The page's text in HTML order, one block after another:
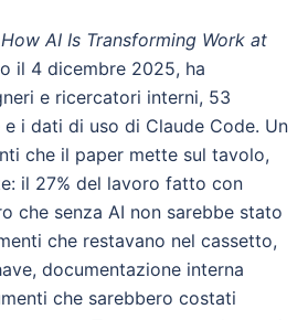
How AI Is Transforming Work at
il 4 dicembre 2025, ha
e ricercatori interni, 53
i dati di uso di Claude Code. Un
che il paper mette sul tavolo,
il 27% del lavoro fatto con
che senza AI non sarebbe stato
che restavano nel cassetto,
documentazione interna
che sarebbero costati